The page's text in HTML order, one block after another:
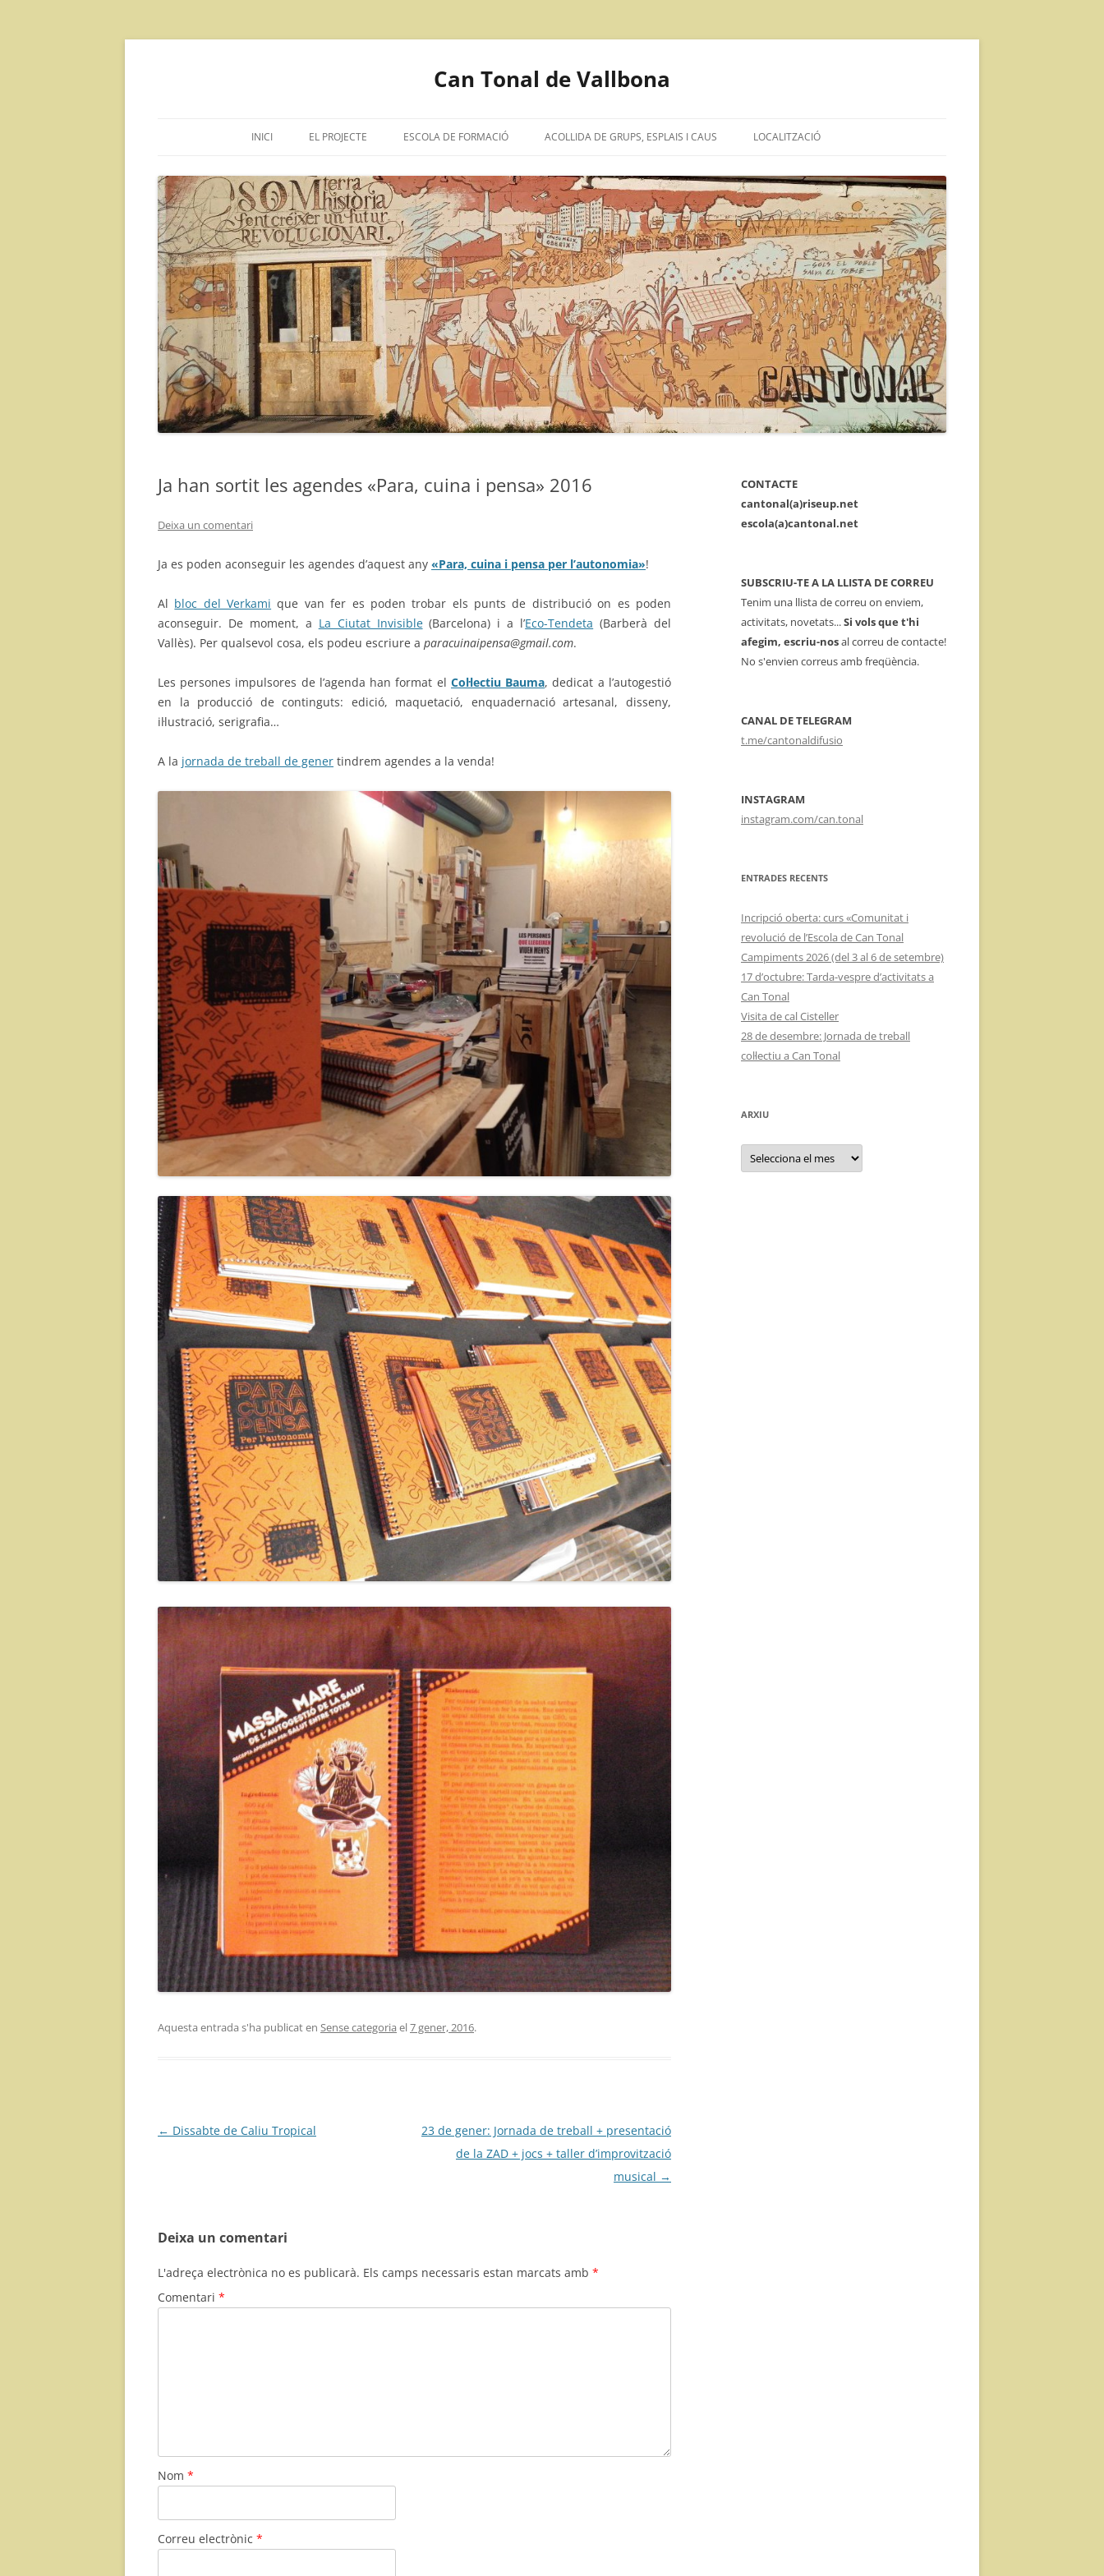
Vés
Can Tonal de Vallbona
INICI EL PROJECTE
INFORMACIÓN EN CASTELLANO
ESCOLA DE FORMACIÓ ACOLLIDA DE GRUPS, ESPLAIS I CAUS LOCALITZACIÓ
Ja han sortit les agendes «Para, cuina i pensa» 2016
Deixa un comentari
Ja es poden aconseguir les agendes d’aquest any «Para, cuina i pensa per l’autonomia»!
Al bloc del Verkami que van fer es poden trobar els punts de distribució on es poden
aconseguir. De moment, a La Ciutat Invisible(Barcelona) i a l’Eco-Tendeta (Barberà del
Vallès). Per qualsevol cosa, els podeu escriure a paracuinaipensa@gmail.com.
Les persones impulsores de l’agenda han format el Col·lectiu Bauma, dedicat a l’autogestió
en la producció de continguts: edició, maquetació, enquadernació artesanal, disseny,
il·lustració, serigrafia…
A la jornada de treball de gener tindrem agendes a la venda!
Aquesta entrada s'ha publicat en Sense categoria el7 gener, 2016.
Navegació
← Dissabte de Caliu Tropical
23 de gener: Jornada de treball + presentació
de la ZAD + jocs + taller d’improvització
musical →
Deixa un comentari
L'adreça electrònica no es publicarà. Els camps necessaris estan marcats amb *
Comentari *
Nom *
Correu electrònic *
CONTACTE
cantonal(a)riseup.net
escola(a)cantonal.net
SUBSCRIU-TE A LA LLISTA DE CORREU
Tenim una llista de correu on enviem,
activitats, novetats...Si vols que t'hi
afegim, escriu-nosal correu de contacte!
No s'envien correus amb freqüència.
CANAL DE TELEGRAM
t.me/cantonaldifusio
INSTAGRAM
instagram.com/can.tonal
ENTRADES RECENTS
Incripció oberta: curs «Comunitat i
revolució de l’Escola de Can Tonal
Campiments 2026 (del 3 al 6 de setembre)
17 d’octubre: Tarda-vespre d’activitats a
Can Tonal
Visita de cal Cisteller
28 de desembre: Jornada de treball
col·lectiu a Can Tonal
ARXIU
Arxiu